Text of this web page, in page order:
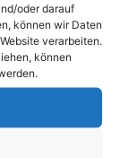
oder darauf
können wir Daten
verarbeiten.
können
wichtig. In der
(SUVA)
die
am
Gesundheit